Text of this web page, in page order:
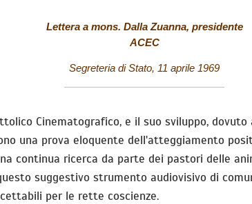
Lettera a mons. Dalla Zuanna, presidente
ACEC
Segreteria di Stato, 11 aprile 1969
Cinematografico, e il suo sviluppo,
una prova eloquente dell'atteggiamento
continua ricerca da parte dei pastori delle
suggestivo strumento audiovisivo di
per le rette coscienze.